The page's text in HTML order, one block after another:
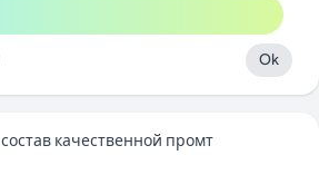
Ok
качественной промт